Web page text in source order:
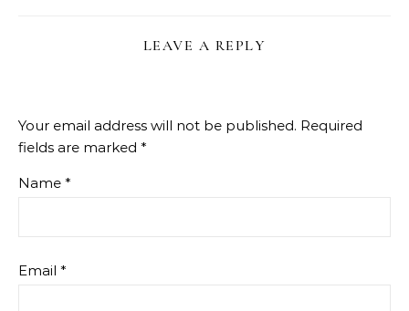
LEAVE A REPLY
Your email address will not be published. Required
fields are marked *
Name *
Email *